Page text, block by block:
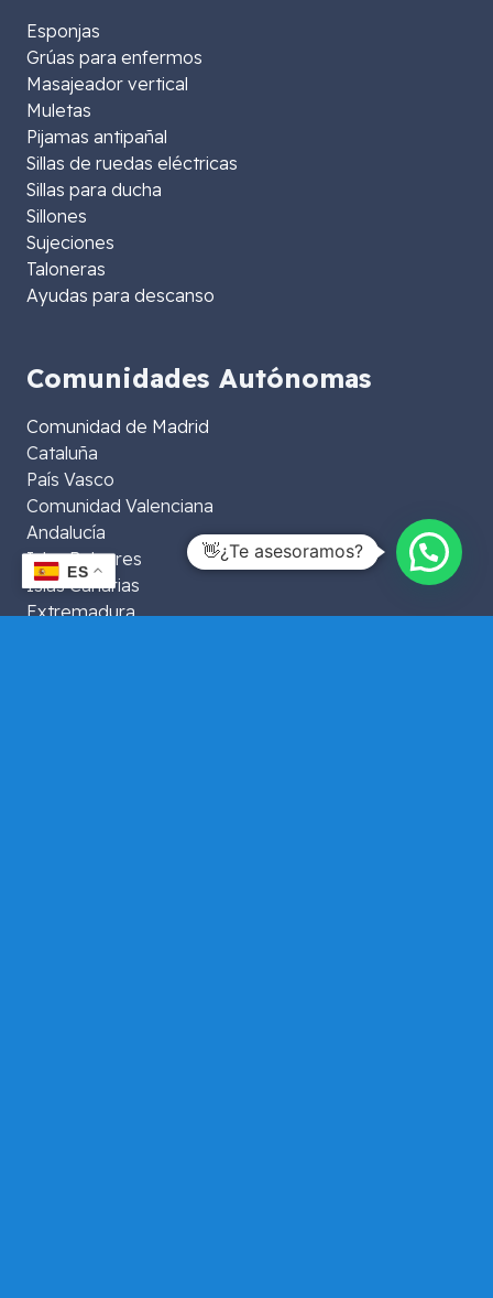
Esponjas
Grúas para enfermos
Masajeador vertical
Muletas
Pijamas antipañal
Sillas de ruedas eléctricas
Sillas para ducha
Sillones
Sujeciones
Taloneras
Ayudas para descanso
Comunidades Autónomas
Comunidad de Madrid
Cataluña
País Vasco
Comunidad Valenciana
Andalucía
Islas Baleares
Islas Canarias
Extremadura
ES
👋¿Te asesoramos?